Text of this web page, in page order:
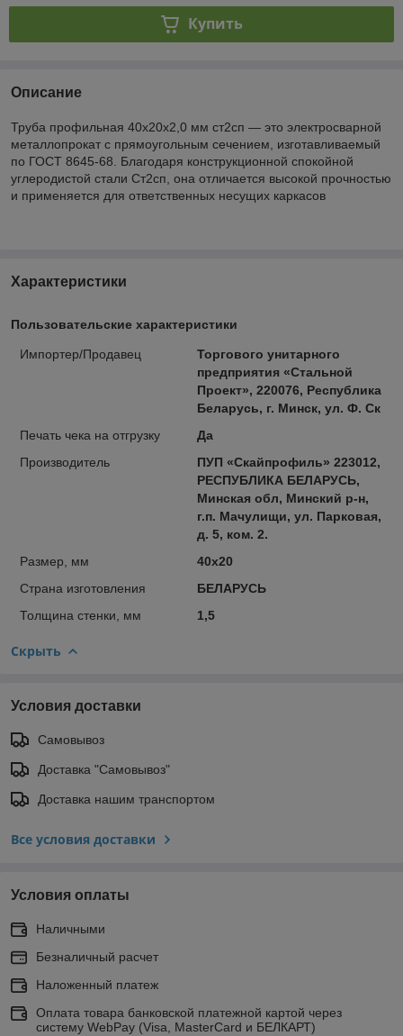
Купить
Описание
Труба профильная 40х20х2,0 мм ст2сп — это электросварной
металлопрокат с прямоугольным сечением, изготавливаемый
по ГОСТ 8645-68. Благодаря конструкционной спокойной
углеродистой стали Ст2сп, она отличается высокой прочностью
и применяется для ответственных несущих каркасов
Характеристики
Пользовательские характеристики
Импортер/Продавец
Торгового унитарного
предприятия «Стальной
Проект», 220076, Республика
Беларусь, г. Минск, ул. Ф. Ск
Печать чека на отгрузку
Да
Производитель
ПУП «Скайпрофиль» 223012,
РЕСПУБЛИКА БЕЛАРУСЬ,
Минская обл, Минский р-н,
г.п. Мачулищи, ул. Парковая,
д. 5, ком. 2.
Размер, мм
40х20
Страна изготовления
БЕЛАРУСЬ
Толщина стенки, мм
1,5
Скрыть
Условия доставки
Самовывоз
Доставка "Самовывоз"
Доставка нашим транспортом
Все условия доставки
Условия оплаты
Наличными
Безналичный расчет
Наложенный платеж
Оплата товара банковской платежной картой через
систему WebPay (Visa, MasterCard и БЕЛКАРТ)